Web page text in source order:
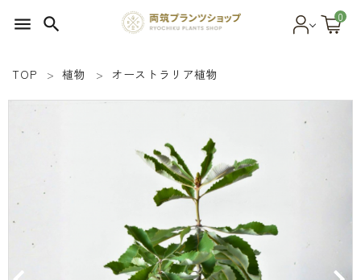
menu search 0
PLANT 植物
TOP 植物 オーストラリア植物